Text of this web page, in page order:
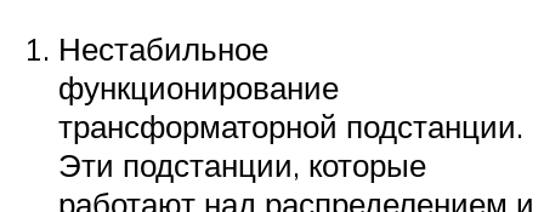
Нестабильное
функционирование
трансформаторной подстанции.
Эти подстанции, которые
работают над распределением и